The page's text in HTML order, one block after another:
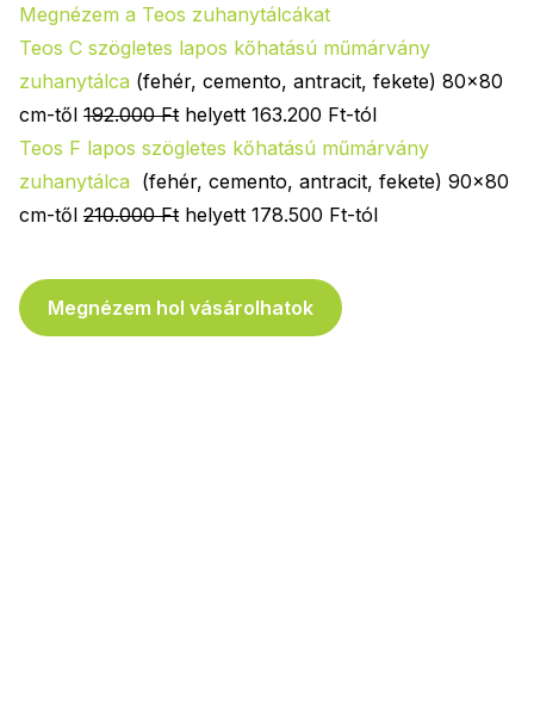
Megnézem a Teos zuhanytálcákat
Teos C szögletes lapos kőhatású műmárvány
zuhanytálca (fehér, cemento, antracit, fekete) 80x80
cm-től 192.000 Ft helyett 163.200 Ft-tól
Teos F lapos szögletes kőhatású műmárvány
zuhanytálca (fehér, cemento, antracit, fekete) 90x80
cm-től 210.000 Ft helyett 178.500 Ft-tól
Megnézem hol vásárolhatok